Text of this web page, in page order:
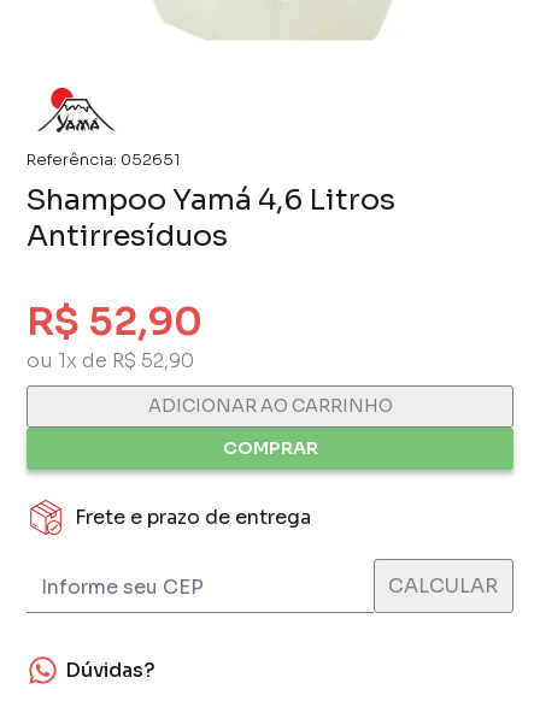
Referência: 052651
Shampoo Yamá 4,6 Litros
Antirresíduos
R$ 52,90
ou 1x de R$ 52,90
ADICIONAR AO CARRINHO
COMPRAR
Frete e prazo de entrega
Dúvidas?